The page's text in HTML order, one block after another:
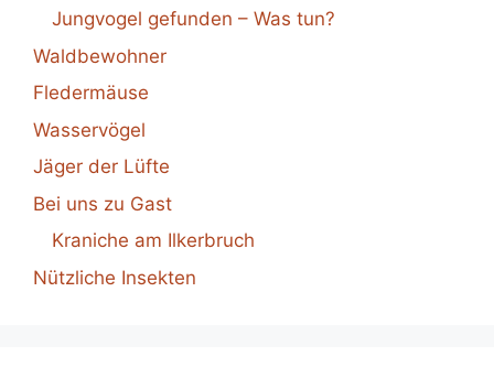
Jungvogel gefunden – Was tun?
Waldbewohner
Fledermäuse
Wasservögel
Jäger der Lüfte
Bei uns zu Gast
Kraniche am Ilkerbruch
Nützliche Insekten